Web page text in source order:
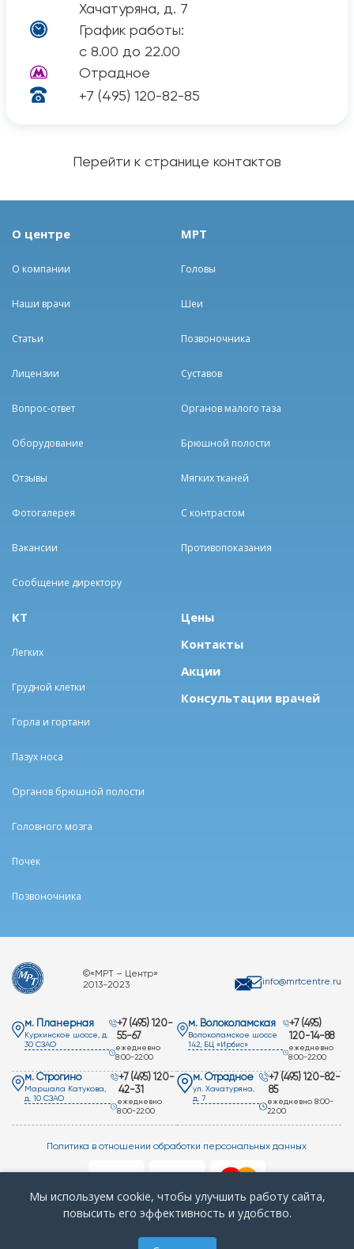
+
Хачатуряна, д. 7
График работы:
с 8.00 до 22.00
Отрадное
+7 (495) 120-82-85
Перейти к странице контактов
О центре
О компании
Наши врачи
Статьи
Лицензии
Вопрос-ответ
Оборудование
Отзывы
Фотогалерея
Вакансии
Сообщение директору
МРТ
Головы
Шеи
Позвоночника
Суставов
Органов малого таза
Брюшной полости
Мягких тканей
С контрастом
Противопоказания
КТ
Легких
Грудной клетки
Горла и гортани
Пазух носа
Органов брюшной полости
Головного мозга
Почек
Позвоночника
Цены
Контакты
Акции
Консультации врачей
©«МРТ – Центр»
2013-2023
info@mrtcentre.ru
м. Планерная
Куркинское шоссе, д.
30 СЗАО
+7 (495) 120-
55-67
ежедневно
8:00-22:00
м. Волоколамская
Волоколамское шоссе
142, БЦ «Ирбис»
+7 (495)
120-14-88
ежедневно
8:00-22:00
м. Строгино
Маршала Катукова,
д. 10 СЗАО
+7 (495) 120-
42-31
ежедневно
8:00-22:00
м. Отрадное
ул. Хачатуряна,
д. 7
+7 (495) 120-82-
85
ежедневно 8:00-
22:00
Политика в отношении обработки персональных данных
компания «Пиксель Плюс»
Мы используем cookie, чтобы улучшить работу сайта,
повысить его эффективность и удобство.